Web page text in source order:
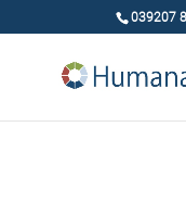
039207